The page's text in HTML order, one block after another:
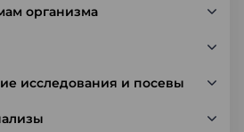
организма
исследования и посевы